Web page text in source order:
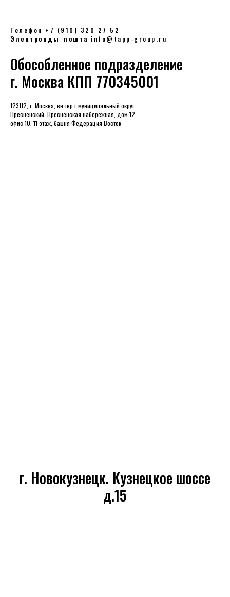
Телефон +7 (910) 320 27 52
Электрондық пошта info@tapp-group.ru
Обособленное подразделение
г. Москва КПП 770345001
123112, г. Москва, вн.тер.г.муниципальный округ
Пресненский, Пресненская набережная, дом 12,
офис 10, 11 этаж, башня Федерация Восток
г. Новокузнецк. Кузнецкое шоссе
д.15